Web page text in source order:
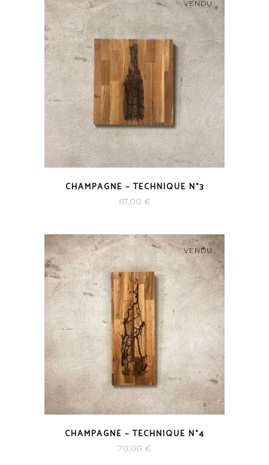
VENDU
CHAMPAGNE – TECHNIQUE N°3
67,00 €
VENDU
CHAMPAGNE – TECHNIQUE N°4
70,00 €